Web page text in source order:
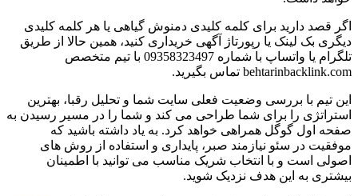
اگر قصد دارید برای کلمه کلیدی دمنوش گیاهی یا هر کلمه کلیدی
دیگری بک لینک یا رپورتاژ آگهی خریداری کنید، همین حالا از طریق
تلگرام یا واتساپ با شماره 09358323497 با تیم متخصص
behtarinbacklink.com تماس بگیرید.
این تیم با بررسی وضعیت فعلی سایت شما و تحلیل رقبا، بهترین
استراتژی را برای شما طراحی می کند و شما را در مسیر رسیدن به
صفحه اول گوگل همراهی خواهد کرد. به یاد داشته باشید که
موفقیت در سئو نیازمند صبر، پایداری و استفاده از روش های
اصولی است و با انتخاب شریک مناسب می توانید با اطمینان
بیشتری به این هدف نزدیک شوید.